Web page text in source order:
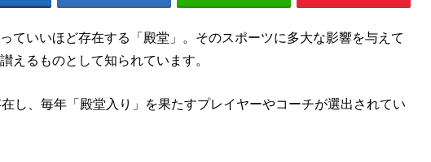
ていいほど存在する「殿堂」。そのスポーツに多大な影響を与えて
えるものとして知られています。
し、毎年「殿堂入り」を果たすプレイヤーやコーチが選出されてい